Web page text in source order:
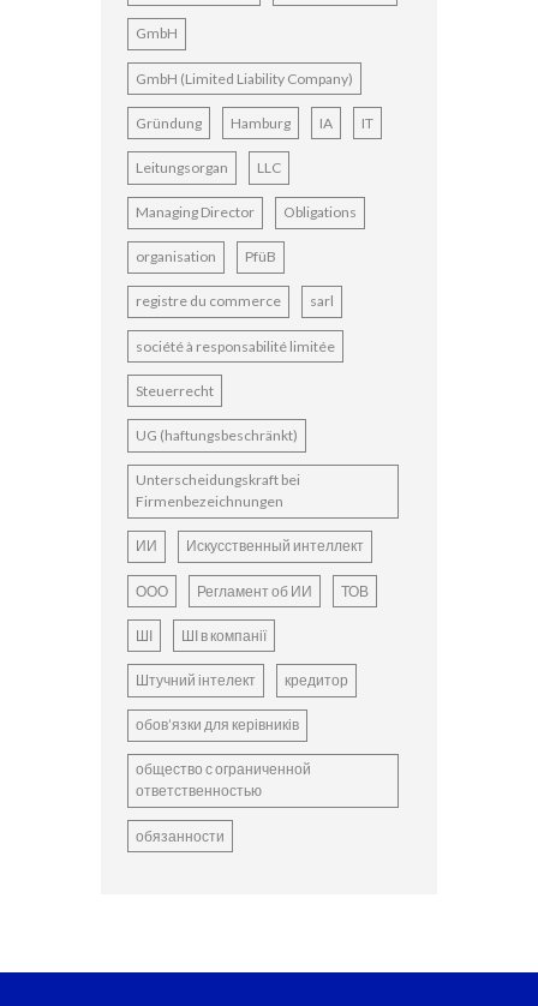
GmbH
GmbH (Limited Liability Company)
Gründung Hamburg IA IT
Leitungsorgan LLC
Managing Director Obligations
organisation PfüB
registre du commerce sarl
société à responsabilité limitée
Steuerrecht
UG (haftungsbeschränkt)
Unterscheidungskraft bei
Firmenbezeichnungen
ИИ Искусственный интеллект
ООО Регламент об ИИ ТОВ
ШІ ШІ в компанії
Штучний інтелект кредитор
обов’язки для керівників
общество с ограниченной
ответственностью
обязанности